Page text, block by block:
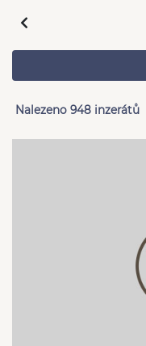
Nalezeno 948 inzerátů